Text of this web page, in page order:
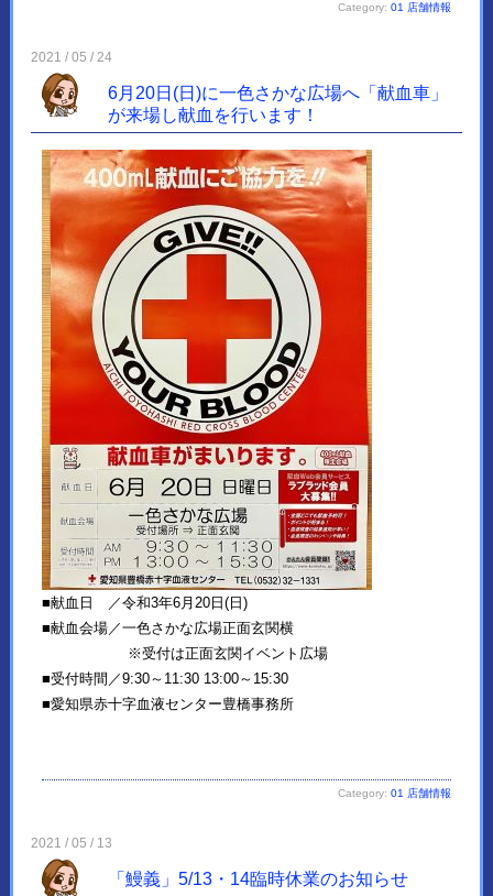
Category:01 店舗情報
2021 / 05 / 24
6月20日(日)に一色さかな広場へ「献血車」
が来場し献血を行います！
■献血日 ／令和3年6月20日(日)
■献血会場／一色さかな広場正面玄関横
※受付は正面玄関イベント広場
■受付時間／9:30～11:30 13:00～15:30
■愛知県赤十字血液センター豊橋事務所
Category:01 店舗情報
2021 / 05 / 13
「鰻義」5/13・14臨時休業のお知らせ